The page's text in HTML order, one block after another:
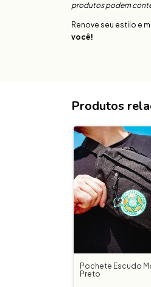
produtos podem
Renove seu estilo e
você!
Produtos
Pochete Escudo
Preto